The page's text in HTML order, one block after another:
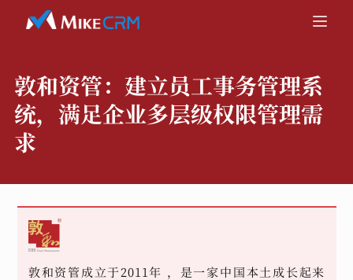
敦和资管： 建立员工事务管理系
统，满足企业多层级权限管理需
求
敦和资管成立于2011年 ，是一家中国本土成长起来